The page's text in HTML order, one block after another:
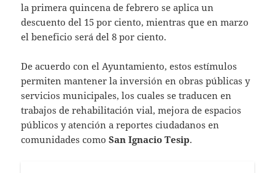
la primera quincena de febrero se aplica un
descuento del 15 por ciento, mientras que en marzo
el beneficio será del 8 por ciento.
De acuerdo con el Ayuntamiento, estos estímulos
permiten mantener la inversión en obras públicas y
servicios municipales, los cuales se traducen en
trabajos de rehabilitación vial, mejora de espacios
públicos y atención a reportes ciudadanos en
comunidades comoSan Ignacio Tesip.